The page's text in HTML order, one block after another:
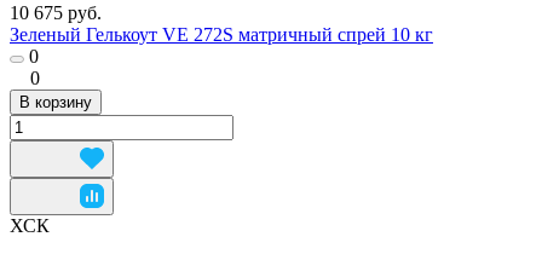
10 675 руб.
Зеленый Гелькоут VE 272S матричный спрей 10 кг
0
0
В корзину
ХСК